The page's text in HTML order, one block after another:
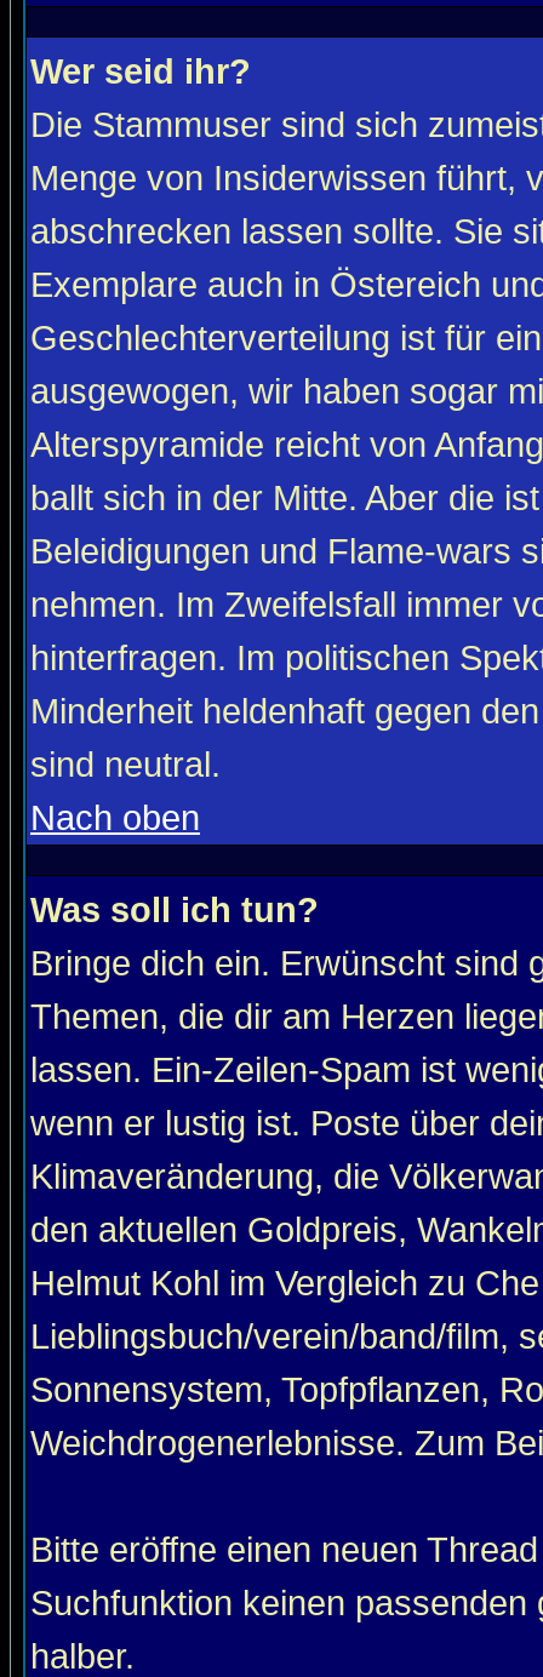
Wer seid ihr?
Die Stammuser sind sich
Menge von Insiderwissen führt,
abschrecken lassen sollte. Sie
Exemplare auch in Östereich
Geschlechterverteilung ist für
ausgewogen, wir haben sogar
Alterspyramide reicht von
ballt sich in der Mitte. Aber die
Beleidigungen und Flame-wars
nehmen. Im Zweifelsfall immer
hinterfragen. Im politischen
Minderheit heldenhaft gegen
sind neutral.
Nach oben
Was soll ich tun?
Bringe dich ein. Erwünscht sind
Themen, die dir am Herzen
lassen. Ein-Zeilen-Spam ist
wenn er lustig ist. Poste über
Klimaveränderung, die
den aktuellen Goldpreis,
Helmut Kohl im Vergleich zu
Lieblingsbuch/verein/band/film,
Sonnensystem, Topfpflanzen,
Weichdrogenerlebnisse. Zum
Bitte eröffne einen neuen
Suchfunktion keinen
halber.